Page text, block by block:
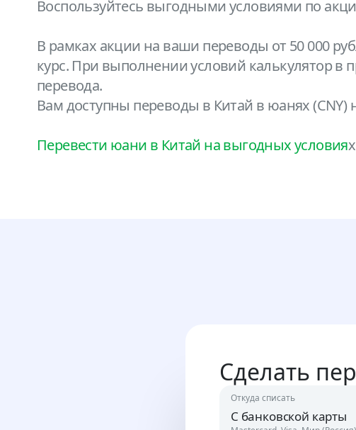
Воспользуйтесь выгодными условиями по
В рамках акции на ваши переводы от 50 000
курс. При выполнении условий калькулятор в
перевода.
Вам доступны переводы в Китай в юанях (CNY)
Перевести юани в Китай на выгодных условиях
Сделать
Откуда списать
С банковской карты